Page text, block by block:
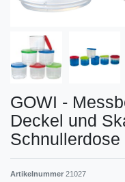
GOWI -
Deckel und
Schnullerdose
Artikelnummer 21027